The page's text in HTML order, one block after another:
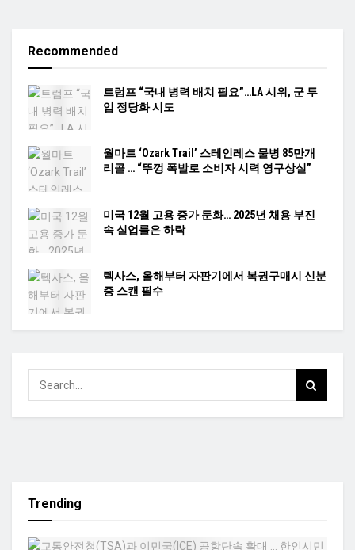
Recommended
트럼프 “국내 병력 배치 필요”…LA 시위, 군 투
입 정당화 시도
월마트 ‘Ozark Trail’ 스테인레스 물병 85만개
리콜 … “뚜껑 폭발로 소비자 시력 영구상실”
미국 12월 고용 증가 둔화… 2025년 채용 부진
속 실업률은 하락
텍사스, 올해부터 자판기에서 복권구매시 신분
증 스캔 필수
Trending